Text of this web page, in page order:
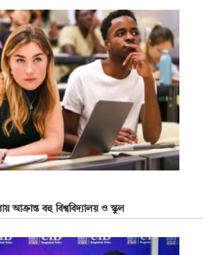
আক্রান্ত বহু বিশ্ববিদ্যালয় ও স্কুল